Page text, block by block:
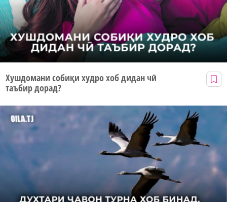
Хушдомани собиқи худро хоб дидан чӣ
таъбир дорад?